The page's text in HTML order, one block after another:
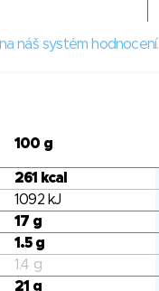
náš systém hodnocení.
100 g
261 kcal
1092 kJ
17 g
1.5 g
1.4 g
21 g